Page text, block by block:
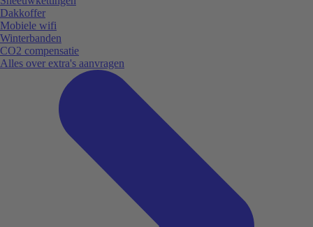
Dakkoffer
Mobiele wifi
Winterbanden
CO2 compensatie
Alles over extra's aanvragen